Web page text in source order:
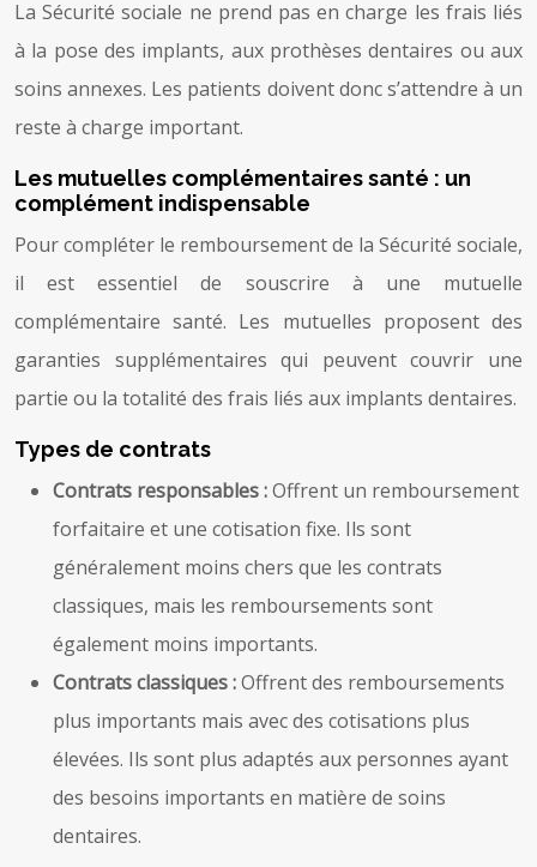
La Sécurité sociale ne prend pas en charge les frais liés
à la pose des implants, aux prothèses dentaires ou aux
soins annexes. Les patients doivent donc s’attendre à un
reste à charge important.
Les mutuelles complémentaires santé : un
complément indispensable
Pour compléter le remboursement de la Sécurité sociale,
il est essentiel de souscrire à une mutuelle
complémentaire santé. Les mutuelles proposent des
garanties supplémentaires qui peuvent couvrir une
partie ou la totalité des frais liés aux implants dentaires.
Types de contrats
Contrats responsables :Offrent un remboursement
forfaitaire et une cotisation fixe. Ils sont
généralement moins chers que les contrats
classiques, mais les remboursements sont
également moins importants.
Contrats classiques :Offrent des remboursements
plus importants mais avec des cotisations plus
élevées. Ils sont plus adaptés aux personnes ayant
des besoins importants en matière de soins
dentaires.